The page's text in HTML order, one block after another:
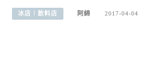
冰店︱飲料店 阿綿 2017-04-04